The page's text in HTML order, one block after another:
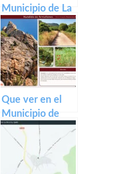
Municipio de La
Hinojosa en
Castilla La
Mancha
Que ver en el
Municipio de
Armallones en
Castilla La
Mancha